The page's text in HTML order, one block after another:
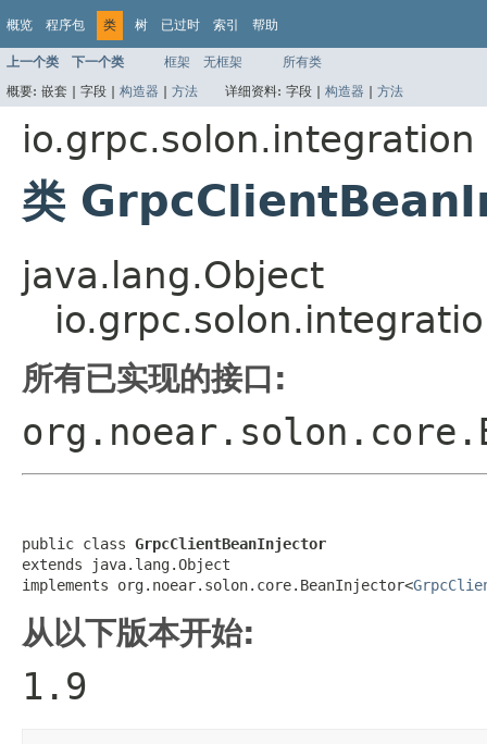
概览 程序包 类 树 已过时 索引 帮助
上一个类 下一个类 框架 无框架
所有类
概要: 嵌套 | 字段 | 构造器 | 方法 详细资料: 字段 | 构造器 | 方法
io.grpc.solon.integration
类
java.lang.Object
所有已实现的接口:
public class GrpcClientBeanInjector
extends java.lang.Object
implements org.noear.solon.core.BeanInjector<
从以下版本开始:
1.9